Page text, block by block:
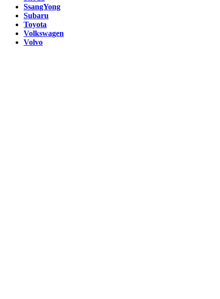
SsangYong
Subaru
Toyota
Volkswagen
Volvo